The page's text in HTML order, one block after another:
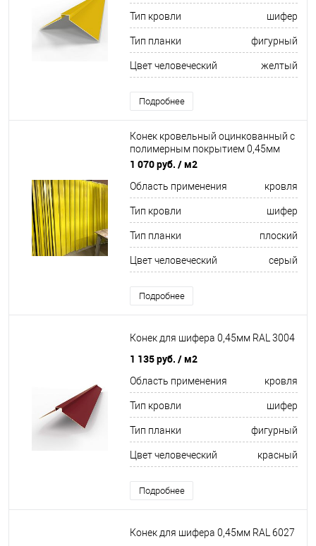
Тип кровли шифер
Тип планки фигурный
Цвет человеческий желтый
Подробнее
Конек кровельный оцинкованный c
полимерным покрытием 0,45мм
RAL 7004
1 070 руб. / м2
Область применения кровля
Тип кровли шифер
Тип планки плоский
Цвет человеческий серый
Подробнее
Конек для шифера 0,45мм RAL 3004
1 135 руб. / м2
Область применения кровля
Тип кровли шифер
Тип планки фигурный
Цвет человеческий красный
Подробнее
Конек для шифера 0,45мм RAL 6027